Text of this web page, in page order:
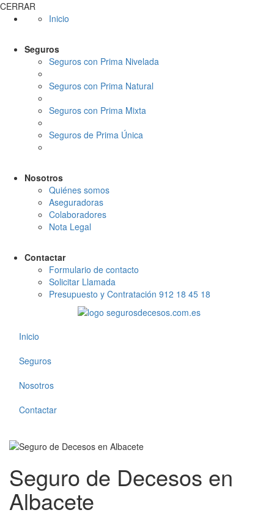
CERRAR
Inicio
Seguros
Seguros con Prima Nivelada
Seguros con Prima Natural
Seguros con Prima Mixta
Seguros de Prima Única
Nosotros
Quiénes somos
Aseguradoras
Colaboradores
Nota Legal
Contactar
Formulario de contacto
Solicitar Llamada
Presupuesto y Contratación 912 18 45 18
Inicio
Seguros
Nosotros
Contactar
Seguro de Decesos en
Albacete